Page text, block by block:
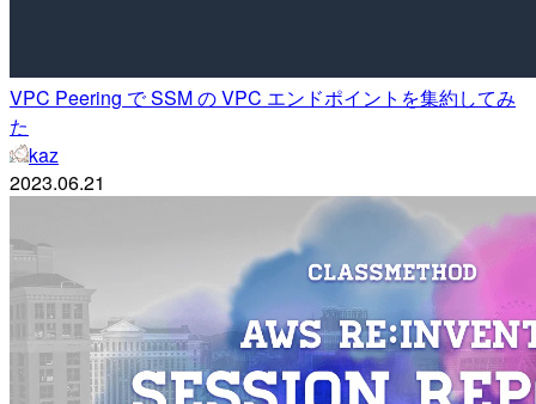
VPC Peering で SSM の VPC エンドポイントを集約してみ
た
kaz
2023.06.21